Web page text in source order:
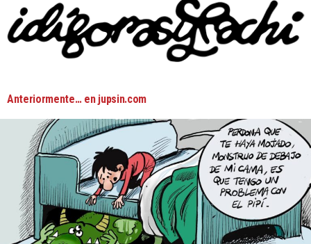
Anteriormente… en jupsin.com